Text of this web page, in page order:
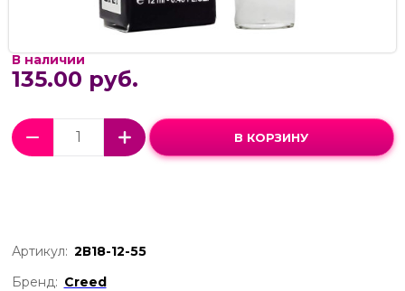
В наличии
135.00 руб.
В КОРЗИНУ
Артикул: 2В18-12-55
Бренд: Creed